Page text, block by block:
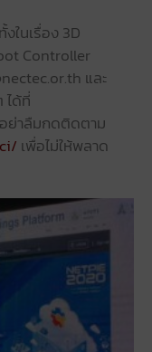
ในเรื่อง 3D
Controller
และ
ได้ที่
ย่าลืมกดติดตาม
เพื่อไม่ให้พลาด